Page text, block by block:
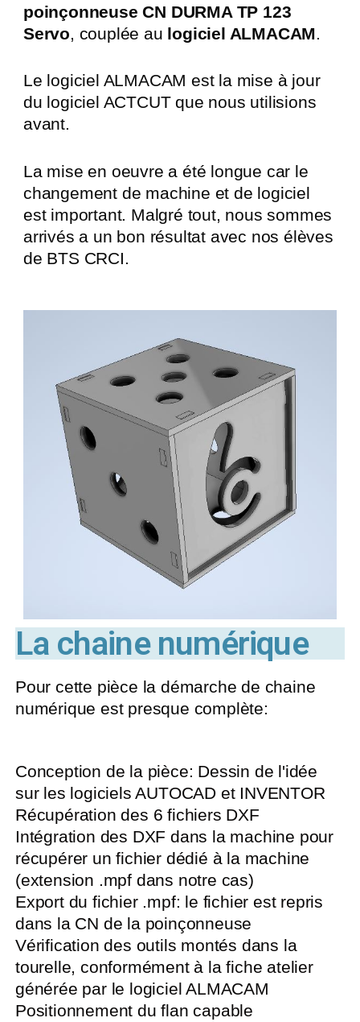
poinçonneuse CN DURMA TP 123
Servo, couplée au logiciel ALMACAM.
Le logiciel ALMACAM est la mise à jour
du logiciel ACTCUT que nous utilisions
avant.
La mise en oeuvre a été longue car le
changement de machine et de logiciel
est important. Malgré tout, nous sommes
arrivés a un bon résultat avec nos élèves
de BTS CRCI.
La chaine numérique
Pour cette pièce la démarche de chaine
numérique est presque complète:
Conception de la pièce: Dessin de l'idée
sur les logiciels AUTOCAD et INVENTOR
Récupération des 6 fichiers DXF
Intégration des DXF dans la machine pour
récupérer un fichier dédié à la machine
(extension .mpf dans notre cas)
Export du fichier .mpf: le fichier est repris
dans la CN de la poinçonneuse
Vérification des outils montés dans la
tourelle, conformément à la fiche atelier
générée par le logiciel ALMACAM
Positionnement du flan capable